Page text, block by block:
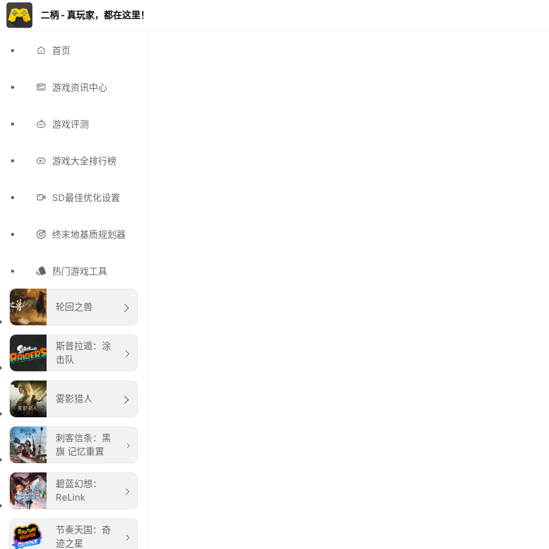
二柄 - 真玩家，都在这里！
首页
游戏资讯中心
游戏评测
游戏大全排行榜
SD最佳优化设置
终末地基质规划器
热门游戏工具
轮回之兽
斯普拉遁：涂
击队
雾影猎人
刺客信条：黑
旗 记忆重置
碧蓝幻想：
ReLink
节奏天国：奇
迹之星